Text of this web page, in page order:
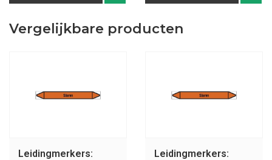
Vergelijkbare producten
Leidingmerkers:
Leidingmerkers: